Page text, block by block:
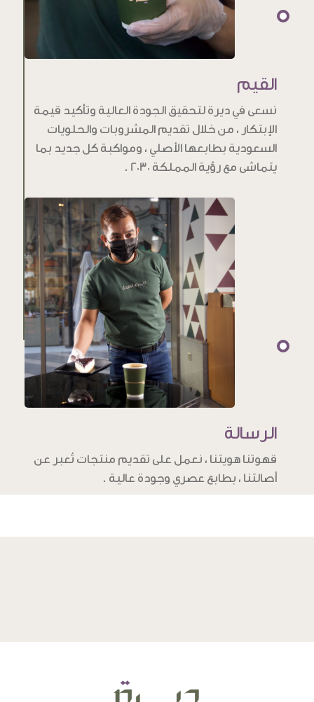
القيم
نسعى في ديرة لتحقيق الجودة العالية وتأكيد قيمة
الإبتكار ، من خلال تقديم المشروبات والحلويات
السعودية بطابعها الأصلي ، ومواكبة كل جديد بما
يتماشى مع رؤية المملكة 2030 .
الرسالة
قهوتنا هويتنا ، نعمل على تقديم منتجات تُعبر عن
أصالتنا ، بطابع عصري وجودة عالية .